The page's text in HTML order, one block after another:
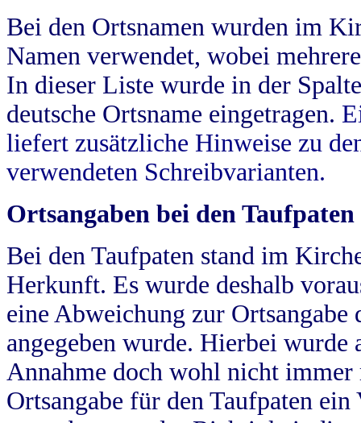
Bei den Ortsnamen wurden im
Namen verwendet, wobei
In dieser Liste wurde in der
deutsche Ortsname eingetragen.
liefert zusätzliche Hinweise zu
verwendeten Schreibvarianten.
Ortsangaben bei den Taufpaten
Bei den Taufpaten stand im
Herkunft. Es wurde deshalb
eine Abweichung zur
angegeben wurde. Hierbei wurde
Annahme doch wohl nicht
Ortsangabe für den Taufpaten